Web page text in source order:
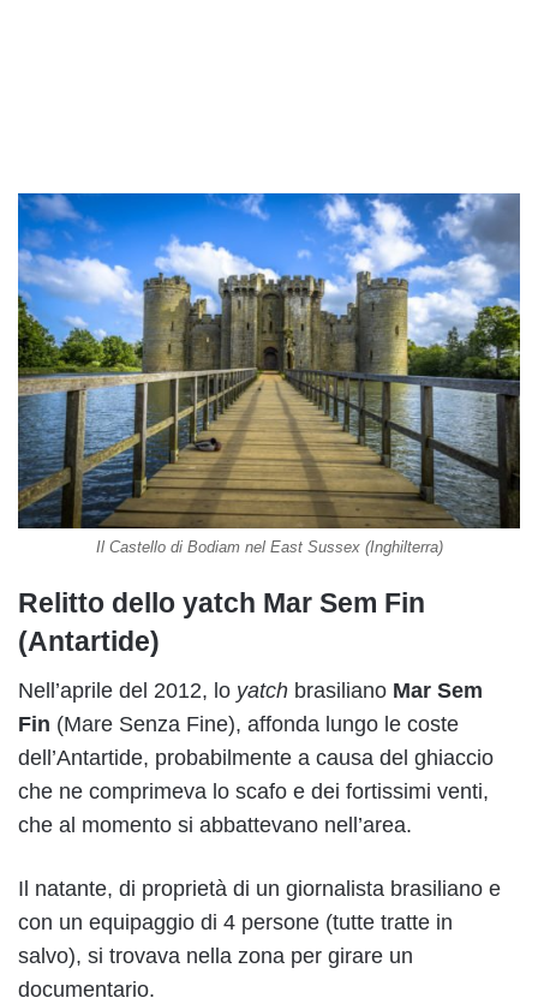
Il Castello di Bodiam nel East Sussex (Inghilterra)
Relitto dello yatch Mar Sem Fin
(Antartide)
Nell’aprile del 2012, lo yatch brasiliano Mar Sem
Fin (Mare Senza Fine), affonda lungo le coste
dell’Antartide, probabilmente a causa del ghiaccio
che ne comprimeva lo scafo e dei fortissimi venti,
che al momento si abbattevano nell’area.
Il natante, di proprietà di un giornalista brasiliano e
con un equipaggio di 4 persone (tutte tratte in
salvo), si trovava nella zona per girare un
documentario.